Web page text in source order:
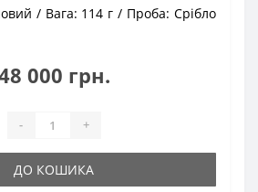
Вага: 114 г Проба: Срібло
000 грн.
- +
ДО КОШИКА